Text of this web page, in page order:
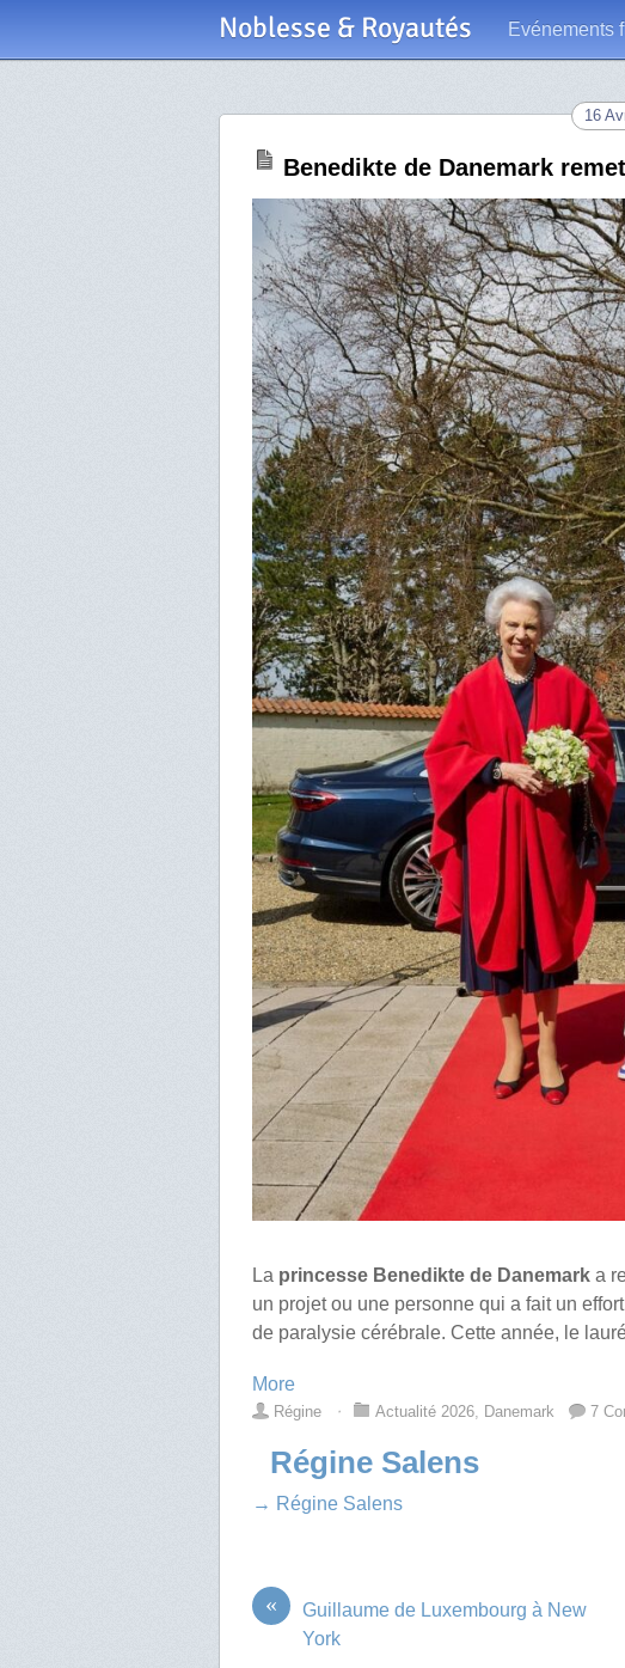
Noblesse & Royautés Evénements
16
Benedikte de Danemark
La princesse Benedikte de Danemark a
un projet ou une personne qui a fait un
de paralysie cérébrale. Cette année, le
More
Régine ⋅ Actualité 2026, Danemark 7
Régine Salens
→ Régine Salens
«
Guillaume de Luxembourg à New
York